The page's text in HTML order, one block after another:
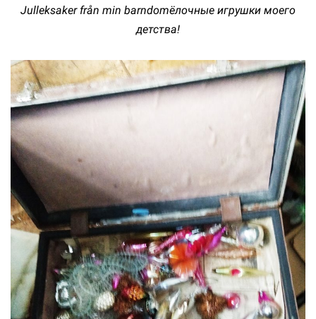
Julleksaker från min barndomёлочные игрушки моего
детства!